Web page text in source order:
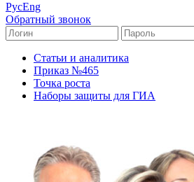
РусEng
Обратный звонок
Статьи и аналитика
Приказ №465
Точка роста
Наборы защиты для ГИА